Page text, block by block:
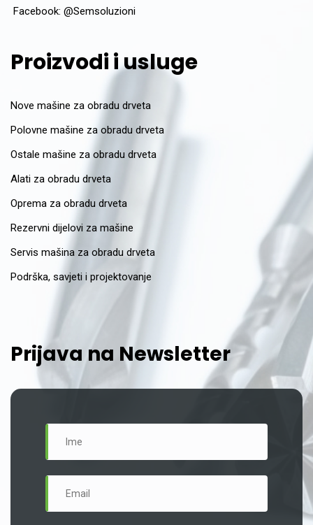
Facebook: @Semsoluzioni
Proizvodi i usluge
Nove mašine za obradu drveta
Polovne mašine za obradu drveta
Ostale mašine za obradu drveta
Alati za obradu drveta
Oprema za obradu drveta
Rezervni dijelovi za mašine
Servis mašina za obradu drveta
Podrška, savjeti i projektovanje
Prijava na Newsletter